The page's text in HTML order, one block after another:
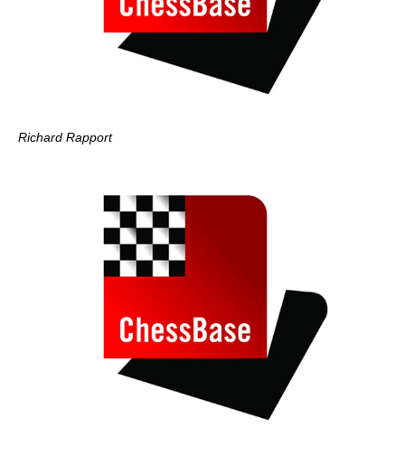
Richard Rapport